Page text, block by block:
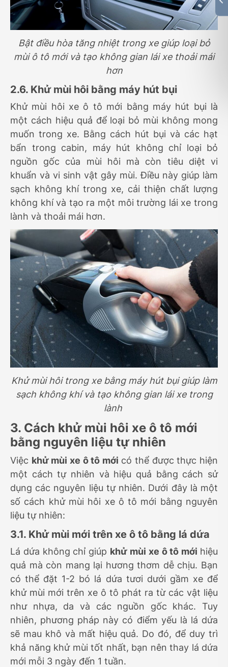
Bật điều hòa tăng nhiệt trong xe giúp loại bỏ
mùi ô tô mới và tạo không gian lái xe thoải mái
hơn
2.6. Khử mùi hôi bằng máy hút bụi
Khử mùi hôi xe ô tô mới bằng máy hút bụi là
một cách hiệu quả để loại bỏ mùi không mong
muốn trong xe. Bằng cách hút bụi và các hạt
bẩn trong cabin, máy hút không chỉ loại bỏ
nguồn gốc của mùi hôi mà còn tiêu diệt vi
khuẩn và vi sinh vật gây mùi. Điều này giúp làm
sạch không khí trong xe, cải thiện chất lượng
không khí và tạo ra một môi trường lái xe trong
lành và thoải mái hơn.
Khử mùi hôi trong xe bằng máy hút bụi giúp làm
sạch không khí và tạo không gian lái xe trong
lành
3. Cách khử mùi hôi xe ô tô mới
bằng nguyên liệu tự nhiên
Việc khử mùi xe ô tô mới có thể được thực hiện
một cách tự nhiên và hiệu quả bằng cách sử
dụng các nguyên liệu tự nhiên. Dưới đây là một
số cách khử mùi hôi xe ô tô mới bằng nguyên
liệu tự nhiên:
3.1. Khử mùi mới trên xe ô tô bằng lá dứa
Lá dứa không chỉ giúp khử mùi xe ô tô mới hiệu
quả mà còn mang lại hương thơm dễ chịu. Bạn
có thể đặt 1-2 bó lá dứa tươi dưới gầm xe để
khử mùi mới trên xe ô tô phát ra từ các vật liệu
như nhựa, da và các nguồn gốc khác. Tuy
nhiên, phương pháp này có điểm yếu là lá dứa
sẽ mau khô và mất hiệu quả. Do đó, để duy trì
khả năng khử mùi tốt nhất, bạn nên thay lá dứa
mới mỗi 3 ngày đến 1 tuần.